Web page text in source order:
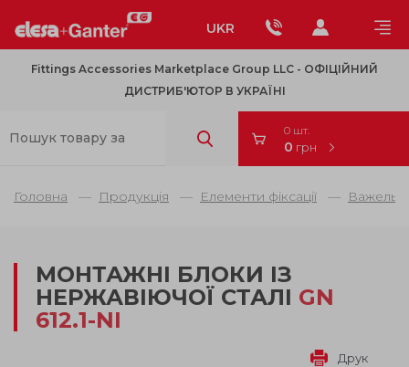
UKR
Fittings Accessories Marketplace Group LLC - OФІЦІЙНИЙ
ДИСТРИБ'ЮТОР В УКРАЇНІ
0 шт.
0 грн
Головна Продукція Елементи фіксації
МОНТАЖНІ БЛОКИ ІЗ
НЕРЖАВІЮЧОЇ СТАЛІ GN
612.1-NI
Друк